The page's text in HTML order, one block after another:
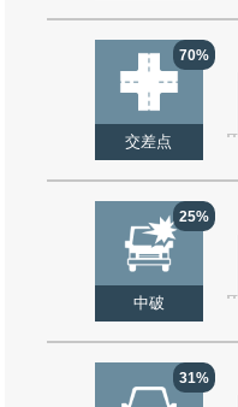
70%
交差点
25%
中破
31%